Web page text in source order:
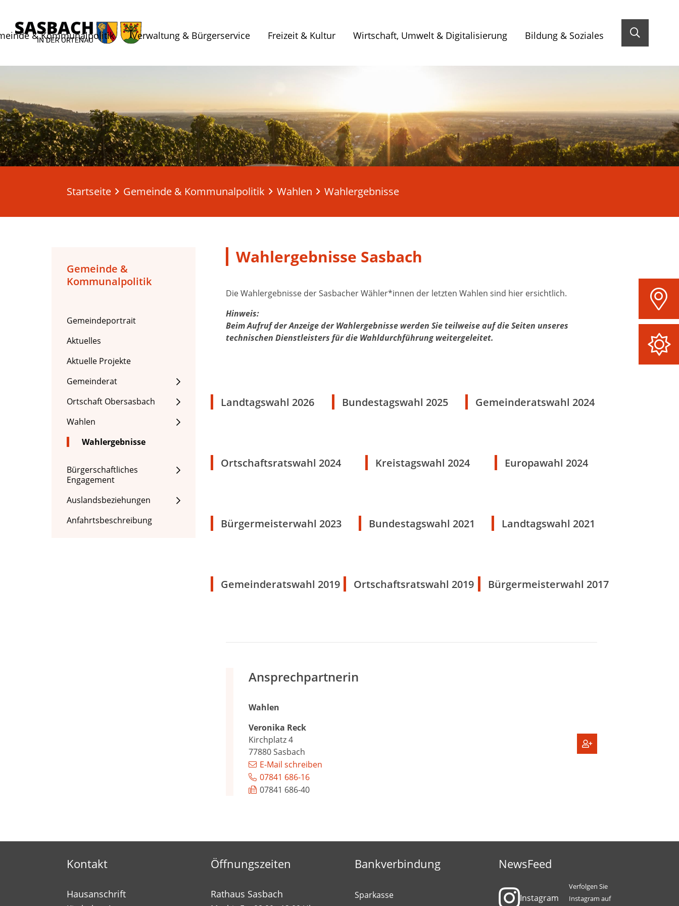
& Kommunalpolitik Verwaltung & Bürgerservice Freizeit & Kultur Wirtschaft, Umwelt & Digitalisierung Bildung & Soziales
Startseite Gemeinde & Kommunalpolitik Wahlen Wahlergebnisse
Gemeinde &
Kommunalpolitik
Gemeindeportrait
Aktuelles
Aktuelle Projekte
Gemeinderat
Ortschaft Obersasbach
Wahlen
Wahlergebnisse
Bürgerschaftliches
Engagement
Auslandsbeziehungen
Anfahrtsbeschreibung
Wahlergebnisse Sasbach
Die Wahlergebnisse der Sasbacher Wähler*innen der letzten Wahlen sind hier ersichtlich.
Hinweis:
Beim Aufruf der Anzeige der Wahlergebnisse werden Sie teilweise auf die Seiten unseres
technischen Dienstleisters für die Wahldurchführung weitergeleitet.
Landtagswahl 2026 Bundestagswahl 2025 Gemeinderatswahl 2024
Ortschaftsratswahl 2024 Kreistagswahl 2024 Europawahl 2024
Bürgermeisterwahl 2023 Bundestagswahl 2021 Landtagswahl 2021
Gemeinderatswahl 2019 Ortschaftsratswahl 2019 Bürgermeisterwahl 2017
Ansprechpartnerin
Wahlen
Veronika Reck
Kirchplatz 4
77880Sasbach
E-Mail schreiben
07841 686-16
07841 686-40
Kontakt
Hausanschrift
Öffnungszeiten
Rathaus Sasbach
Bankverbindung
Sparkasse
NewsFeed
Instagram
Verfolgen Sie
Instagram auf